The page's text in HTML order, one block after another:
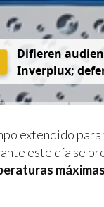
Difieren audien
Inverplux; defe
extendido
este día se
máximas